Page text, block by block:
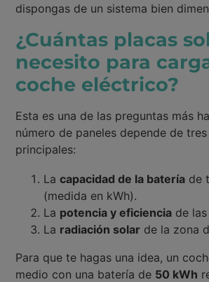
dispongas de un sistema bien
¿Cuántas placas
necesito para
coche eléctrico?
Esta es una de las preguntas más
número de paneles depende de
principales:
Lacapacidad de la batería de
(medida en kWh).
La potencia y eficiencia de
La radiación solar de la zona
Para que te hagas una idea, un
medio con una batería de 50 kWh